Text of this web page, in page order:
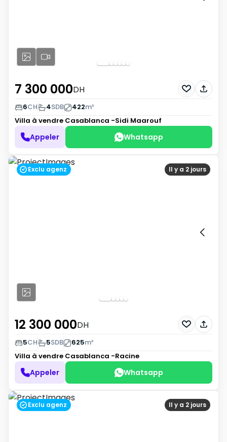
7 300 000DH
6CH 4SDB 422m²
Villa à vendre Casablanca -Sidi Maarouf
Appeler Whatsapp
Il y a 2 jours
Exclu agenz
12 300 000DH
5CH 5SDB 625m²
Villa à vendre Casablanca -Racine
Appeler Whatsapp
Il y a 2 jours
Exclu agenz